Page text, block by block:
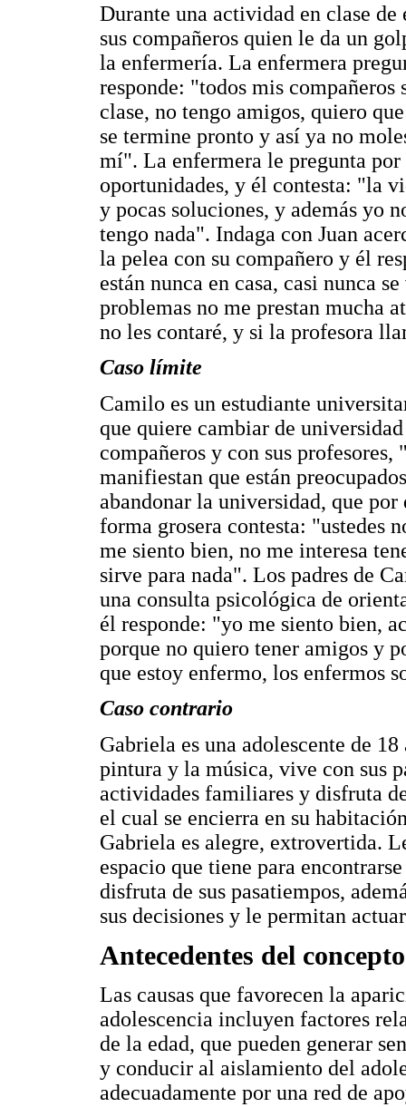
Durante una actividad en clase
sus compañeros quien le da un
la enfermería. La enfermera
responde: "todos mis
clase, no tengo amigos, quiero
se termine pronto y así ya no
mí". La enfermera le pregunta por
oportunidades, y él contesta: "la
y pocas soluciones, y además yo
tengo nada". Indaga con Juan
la pelea con su compañero y él
están nunca en casa, casi nunca
problemas no me prestan mucha
no les contaré, y si la profesora
Caso límite
Camilo es un estudiante
que quiere cambiar de
compañeros y con sus
manifiestan que están
abandonar la universidad, que por
forma grosera contesta: "ustedes
me siento bien, no me interesa
sirve para nada". Los padres de
una consulta psicológica de
él responde: "yo me siento bien,
porque no quiero tener amigos y
que estoy enfermo, los enfermos
Caso contrario
Gabriela es una adolescente de
pintura y la música, vive con sus
actividades familiares y disfruta
el cual se encierra en su
Gabriela es alegre, extrovertida.
espacio que tiene para
disfruta de sus pasatiempos,
sus decisiones y le permitan
Antecedentes del
Las causas que favorecen la
adolescencia incluyen factores
de la edad, que pueden generar
y conducir al aislamiento del
adecuadamente por una red de